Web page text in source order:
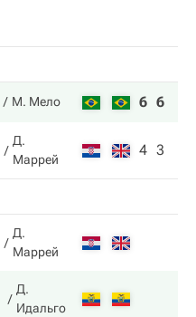
М. Мело 6 6
Д.
Маррей
4 3
Д.
Маррей
Д.
Идальго